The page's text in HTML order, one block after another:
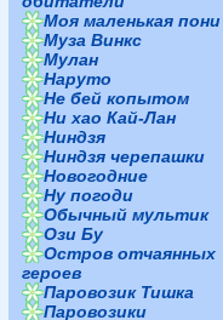
Моя маленькая пони
Муза Винкс
Мулан
Наруто
Не бей копытом
Ни хао Кай-Лан
Ниндзя
Ниндзя черепашки
Новогодние
Ну погоди
Обычный мультик
Ози Бу
Остров отчаянных
героев
Паровозик Тишка
Паровозики